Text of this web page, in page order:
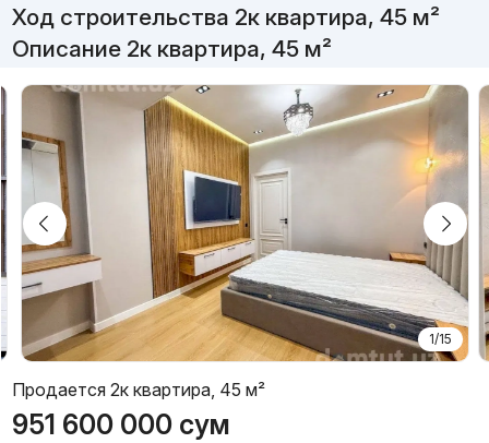
Ход строительства 2к квартира, 45 м²
Описание 2к квартира, 45 м²
1/15
Продается 2к квартира, 45 м²
951 600 000 сум